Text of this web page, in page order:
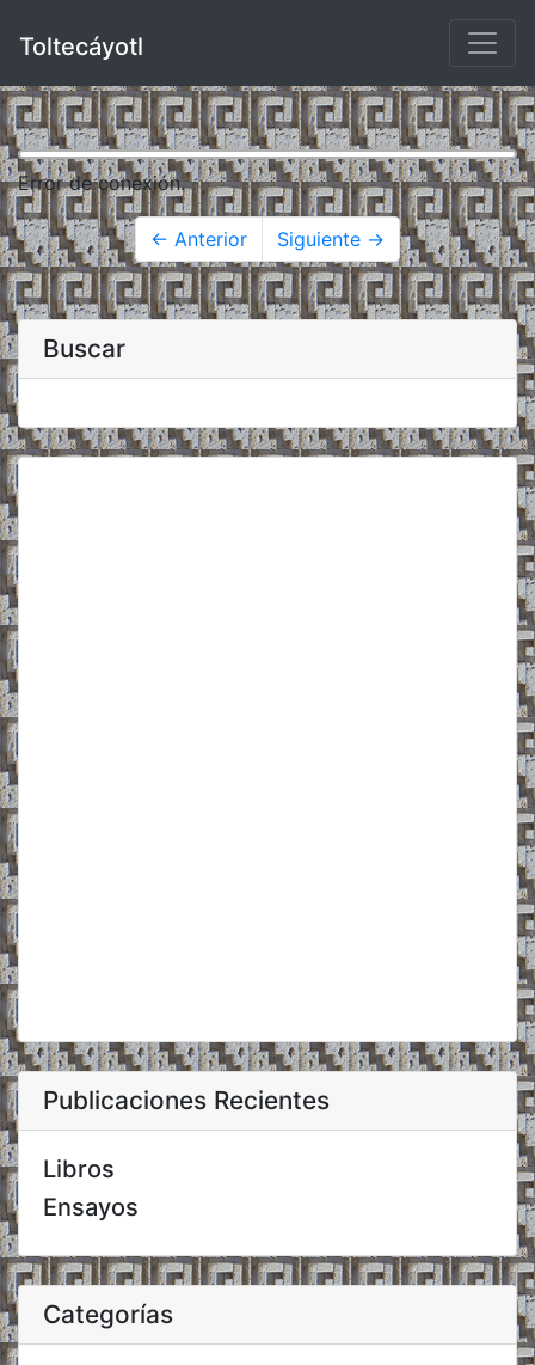
Toltecáyotl
Error de conexión.
← Anterior Siguiente →
Buscar
Publicaciones Recientes
Libros
Ensayos
Categorías